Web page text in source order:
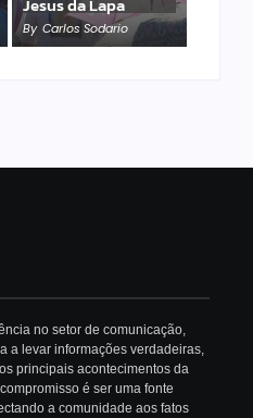
By Carlos Sodario
no setor de comunicação,
a levar informações verdadeiras,
principais acontecimentos da
é ser uma fonte
a comunidade aos fatos